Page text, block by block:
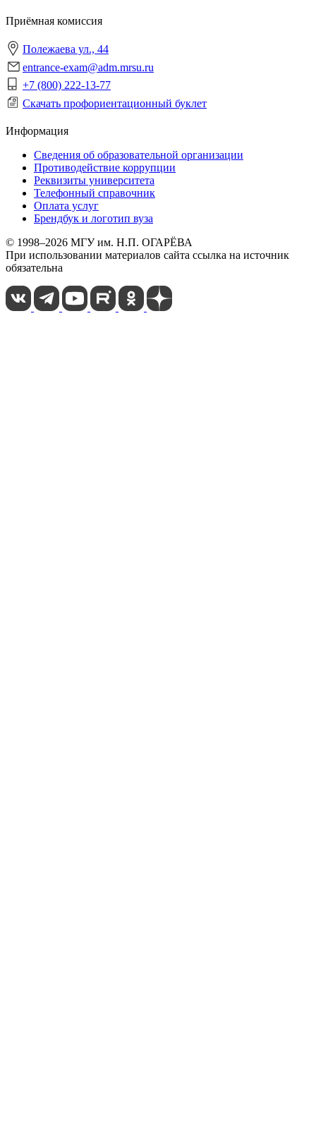
Приёмная комиссия
Полежаева ул., 44
entrance-exam@adm.mrsu.ru
+7 (800) 222-13-77
Скачать профориентационный буклет
Информация
Сведения об образовательной организации
Противодействие коррупции
Реквизиты университета
Телефонный справочник
Оплата услуг
Брендбук и логотип вуза
© 1998–2026 МГУ им. Н.П. ОГАРЁВА
При использовании материалов сайта ссылка на источник
обязательна